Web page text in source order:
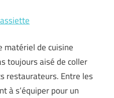
matériel de cuisine
toujours aisé de coller
restaurateurs. Entre les
à s’équiper pour un